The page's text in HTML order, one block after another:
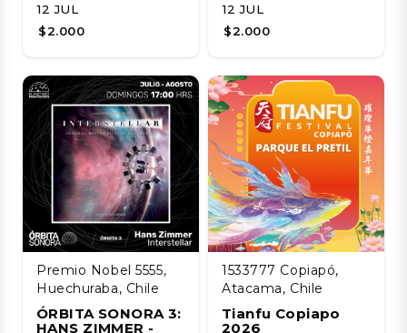
12 JUL
$2.000
12 JUL
$2.000
Premio Nobel 5555,
Huechuraba, Chile
ÓRBITA SONORA 3:
HANS ZIMMER -
1533777 Copiapó,
Atacama, Chile
Tianfu Copiapo
2026